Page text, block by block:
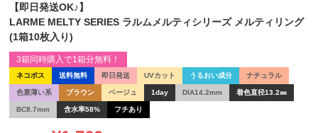
【即日発送OK♪】
LARME MELTY SERIES ラルムメルティシリーズ メルティリング
(1箱10枚入り)
ネコポス 送料無料 即日発送 UVカット うるおい成分 ナチュラル
色素薄い系 ブラウン ベージュ 1day DIA14.2mm 着色直径13.2㎜
BC8.7mm 含水率58% フチあり
3箱同時購入で1箱分無料！